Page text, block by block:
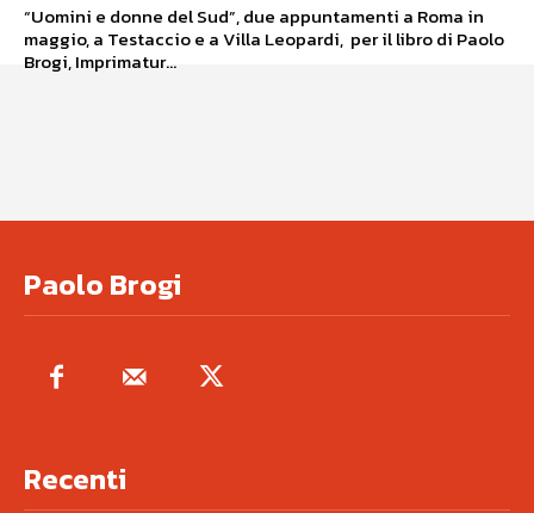
“Uomini e donne del Sud”, due appuntamenti a Roma in
maggio, a Testaccio e a Villa Leopardi, per il libro di Paolo
Brogi, Imprimatur...
Paolo Brogi
Recenti